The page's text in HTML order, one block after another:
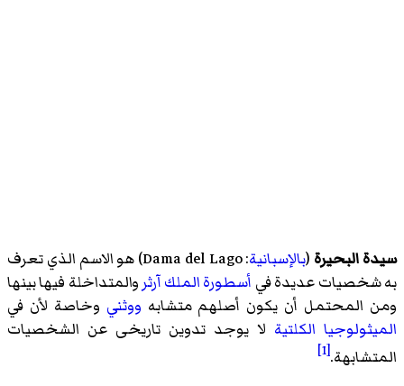
سيدة البحيرة (بالإسبانية:
Dama del Lago)‏ هو الاسم الذي تعرف
به شخصيات عديدة في أسطورةالملك آرثر والمتداخلة فيها بينها
ومن المحتمل أن يكون أصلهم متشابه ووثني وخاصة لأن في
الميثولوجيا الكلتية لا يوجد تدوين تاريخى عن الشخصيات
المتشابهة.[1]